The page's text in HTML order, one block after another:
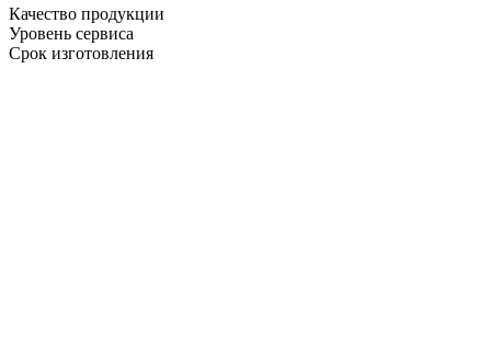
Качество продукции
Уровень сервиса
Срок изготовления